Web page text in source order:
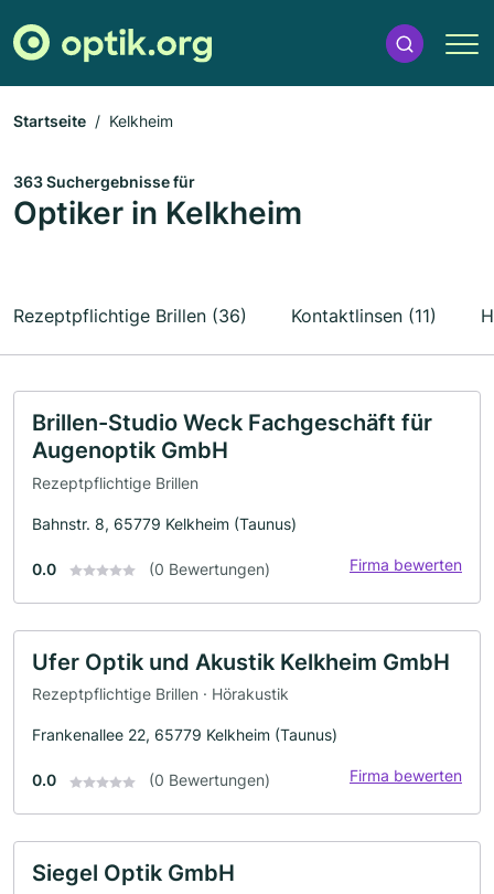
Startseite Kelkheim
363 Suchergebnisse für
Optiker in Kelkheim
Rezeptpflichtige Brillen (36) Kontaktlinsen (11)
Brillen-Studio Weck Fachgeschäft für
Augenoptik GmbH
Rezeptpflichtige Brillen
Bahnstr. 8, 65779 Kelkheim (Taunus)
0.0 (0 Bewertungen) Firma bewerten
Ufer Optik und Akustik Kelkheim GmbH
Rezeptpflichtige Brillen · Hörakustik
Frankenallee 22, 65779 Kelkheim (Taunus)
0.0 (0 Bewertungen) Firma bewerten
Siegel Optik GmbH